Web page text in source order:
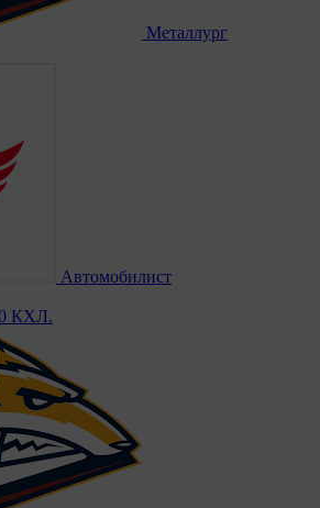
Металлург
Автомобилист
КХЛ.